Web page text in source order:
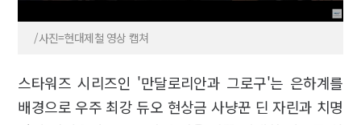
/사진=현대제철 영상 캡쳐
스타워즈 시리즈인 '만달로리안과 그로구'는 은하계를
배경으로 우주 최강 듀오 현상금 사냥꾼 딘 자린과 치명